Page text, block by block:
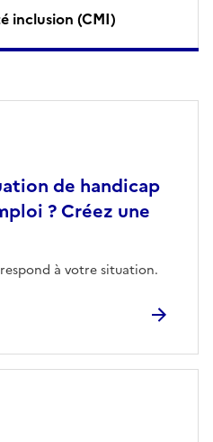
inclusion (CMI)
de handicap
? Créez une
à votre situation.